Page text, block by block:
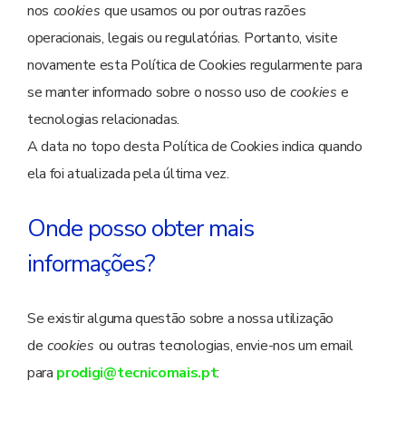
nos cookies que usamos ou por outras razões
operacionais, legais ou regulatórias. Portanto, visite
novamente esta Política de Cookies regularmente para
se manter informado sobre o nosso uso de cookies e
tecnologias relacionadas.
A data no topo desta Política de Cookies indica quando
ela foi atualizada pela última vez.
Onde posso obter mais
informações?
Se existir alguma questão sobre a nossa utilização
de cookies ou outras tecnologias, envie-nos um email
para prodigi@tecnicomais.pt: